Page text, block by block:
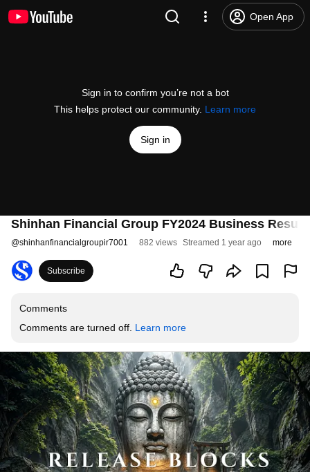
Open App
Sign in to confirm you’re not a bot
This helps protect our community. Learn more
Sign in
Shinhan Financial Group FY2024 Business
@shinhanfinancialgroupir7001 882 views Streamed 1 year ago more
Subscribe
Comments
Comments are turned off. Learn more